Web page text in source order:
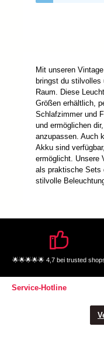
Mit unseren
bringst du stilvolles
Raum. Diese
Größen erhältlich,
Schlafzimmer und
und ermöglichen
anzupassen. Auch
Akku sind
ermöglicht. Unsere
als praktische Sets
stilvolle
🌟🌟🌟🌟🌟 4,7 bei trusted
Service-Hotline